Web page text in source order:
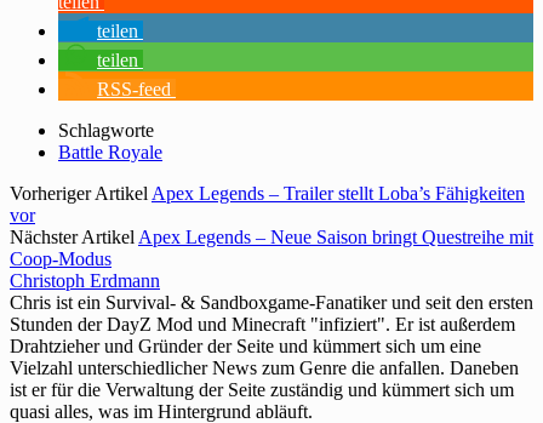
teilen
teilen
RSS-feed
Schlagworte
Battle Royale
Vorheriger Artikel Apex Legends – Trailer stellt Loba’s Fähigkeiten
vor
Nächster Artikel Apex Legends – Neue Saison bringt Questreihe mit
Coop-Modus
Christoph Erdmann
Chris ist ein Survival- & Sandboxgame-Fanatiker und seit den ersten
Stunden der DayZ Mod und Minecraft "infiziert". Er ist außerdem
Drahtzieher und Gründer der Seite und kümmert sich um eine
Vielzahl unterschiedlicher News zum Genre die anfallen. Daneben
ist er für die Verwaltung der Seite zuständig und kümmert sich um
quasi alles, was im Hintergrund abläuft.